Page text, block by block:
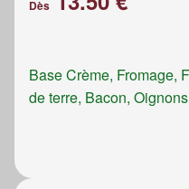
Dès
Base Crème, Fromage,
de terre, Bacon, Oignons